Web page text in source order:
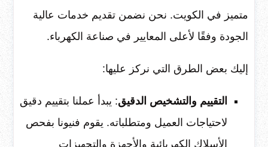
متميز في الكويت. نحن نضمن تقديم خدمات عالية
الجودة وفقًا لأعلى المعايير في صناعة الكهرباء.
إليك بعض الطرق التي نركز عليها:
التقييم والتشخيص الدقيق: يبدأ عملنا بتقييم دقيق
لاحتياجات العميل ومتطلباته. يقوم فنيونا بفحص
الأسلاك الكهربائية والأجهزة والتجهيزات